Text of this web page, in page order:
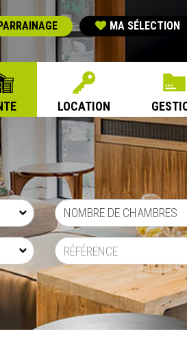
MA SÉLECTION
LOCATION
NOMBRE DE CHAMBRES